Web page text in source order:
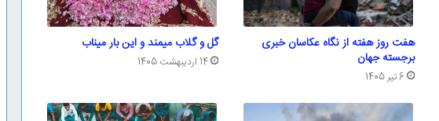
هفت روز هفته از نگاه عکاسان خبری
برجسته جهان
6 تیر 1405
گل و گلاب میمند و این بار میناب
14 اردیبهشت 1405